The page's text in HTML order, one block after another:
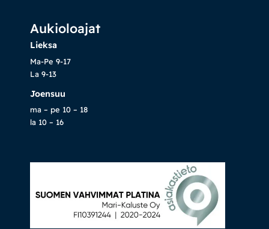
Aukioloajat
Lieksa
Ma-Pe 9-17
La 9-13
Joensuu
ma – pe 10 – 18
la 10 – 16